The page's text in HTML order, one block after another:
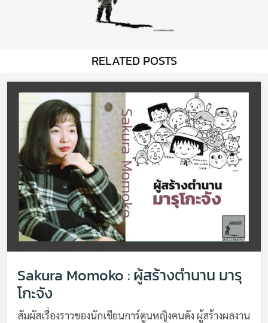
RELATED POSTS
Sakura Momoko : ผู้สร้างตำนาน มารุ
โกะจัง
สัมผัสเรื่องราวของนักเขียนการ์ตูนหญิงคนดัง ผู้สร้างผลงาน